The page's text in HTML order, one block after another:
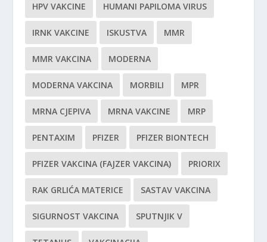
HPV VAKCINE HUMANI PAPILOMA VIRUS
IRNK VAKCINE ISKUSTVA MMR
MMR VAKCINA MODERNA
MODERNA VAKCINA MORBILI MPR
MRNA CJEPIVA MRNA VAKCINE MRP
PENTAXIM PFIZER PFIZER BIONTECH
PFIZER VAKCINA (FAJZER VAKCINA) PRIORIX
RAK GRLIĆA MATERICE SASTAV VAKCINA
SIGURNOST VAKCINA SPUTNJIK V